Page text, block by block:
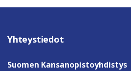
Yhteystiedot
Suomen Kansanopistoyhdistys